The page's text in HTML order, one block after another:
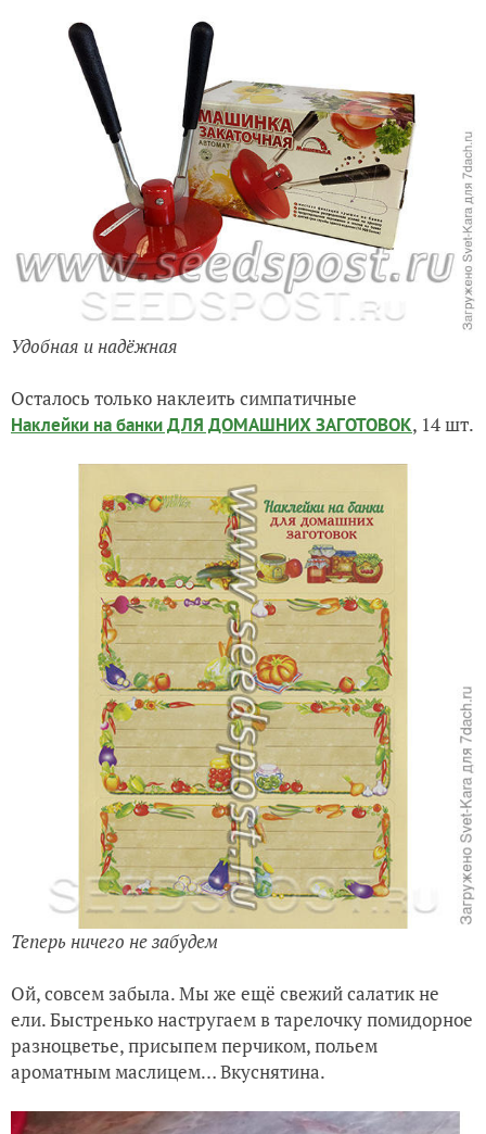
Удобная и надёжная
Осталось только наклеить симпатичные
Наклейки на банки ДЛЯ ДОМАШНИХ ЗАГОТОВОК, 14 шт.
Теперь ничего не забудем
Ой, совсем забыла. Мы же ещё свежий салатик не
ели. Быстренько настругаем в тарелочку помидорное
разноцветье, присыпем перчиком, польем
ароматным маслицем… Вкуснятина.